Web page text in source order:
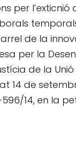
per l’exticnió
de la
per la
de la
14 de
14, en la